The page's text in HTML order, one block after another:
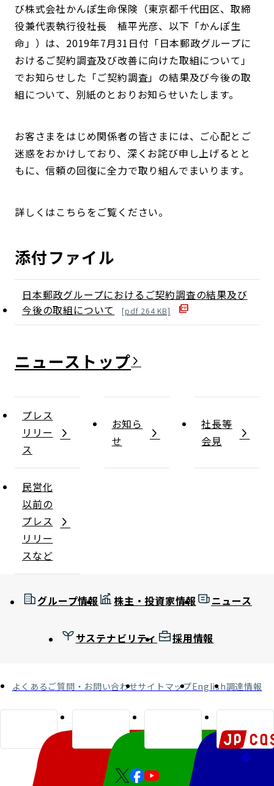
び株式会社かんぽ生命保険（東京都千代田区、取締
役兼代表執行役社長 植平光彦、以下「かんぽ生
命」）は、2019年7月31日付「日本郵政グループに
おけるご契約調査及び改善に向けた取組について」
でお知らせした「ご契約調査」の結果及び今後の取
組について、別紙のとおりお知らせいたします。
お客さまをはじめ関係者の皆さまには、ご心配とご
迷惑をおかけしており、深くお詫び申し上げるとと
もに、信頼の回復に全力で取り組んでまいります。
詳しくはこちらをご覧ください。
添付ファイル
日本郵政グループにおけるご契約調査の結果及び
今後の取組について
[pdf 264 KB]
ニュース
プレス
リリー
ス
お知ら
せ
社長等
会見
民営化
以前の
プレス
リリー
スなど
グループ情報 株主・投資家情報 ニュース
サステナビリティ 採用情報
よくあるご質問・お問い合わせサイトマップEnglish調達情報